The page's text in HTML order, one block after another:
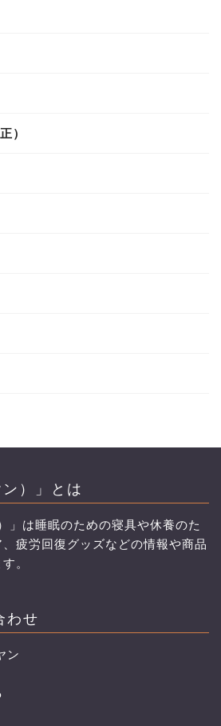
）
ン）」とは
」は睡眠のための寝具や休養のた
疲労回復グッズなどの情報や商品
。
わせ
ン